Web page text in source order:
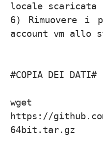
locale scaricata
6) Rimuovere i
account vm allo
#COPIA DEI DATI#
wget
https://
64bit.tar.gz